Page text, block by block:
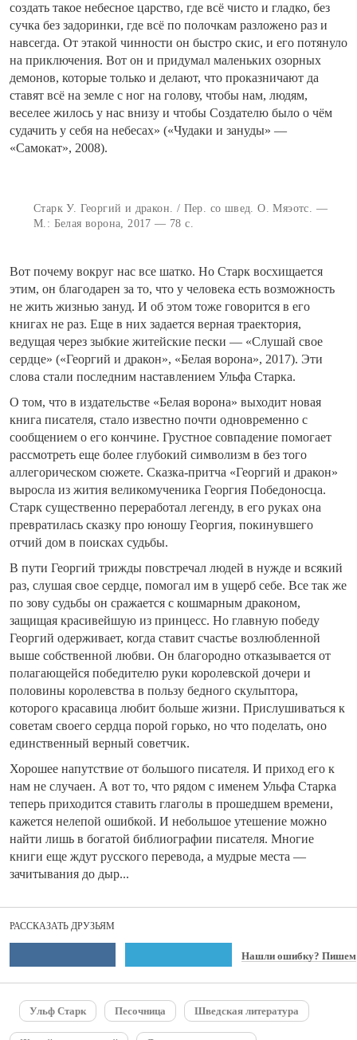
создать такое небесное царство, где всё чисто и гладко, без
сучка без задоринки, где всё по полочкам разложено раз и
навсегда. От этакой чинности он быстро скис, и его потянуло
на приключения. Вот он и придумал маленьких озорных
демонов, которые только и делают, что проказничают да
ставят всё на земле с ног на голову, чтобы нам, людям,
веселее жилось у нас внизу и чтобы Создателю было о чём
судачить у себя на небесах» («Чудаки и зануды» —
«Самокат», 2008).
Старк У. Георгий и дракон. / Пер. со швед. О. Мяэотс. —
М.: Белая ворона, 2017 — 78 с.
Вот почему вокруг нас все шатко. Но Старк восхищается
этим, он благодарен за то, что у человека есть возможность
не жить жизнью зануд. И об этом тоже говорится в его
книгах не раз. Еще в них задается верная траектория,
ведущая через зыбкие житейские пески — «Слушай свое
сердце» («Георгий и дракон», «Белая ворона», 2017). Эти
слова стали последним наставлением Ульфа Старка.
О том, что в издательстве «Белая ворона» выходит новая
книга писателя, стало известно почти одновременно с
сообщением о его кончине. Грустное совпадение помогает
рассмотреть еще более глубокий символизм в без того
аллегорическом сюжете. Сказка-притча «Георгий и дракон»
выросла из жития великомученика Георгия Победоносца.
Старк существенно переработал легенду, в его руках она
превратилась сказку про юношу Георгия, покинувшего
отчий дом в поисках судьбы.
В пути Георгий трижды повстречал людей в нужде и всякий
раз, слушая свое сердце, помогал им в ущерб себе. Все так же
по зову судьбы он сражается с кошмарным драконом,
защищая красивейшую из принцесс. Но главную победу
Георгий одерживает, когда ставит счастье возлюбленной
выше собственной любви. Он благородно отказывается от
полагающейся победителю руки королевской дочери и
половины королевства в пользу бедного скульптора,
которого красавица любит больше жизни. Прислушиваться к
советам своего сердца порой горько, но что поделать, оно
единственный верный советчик.
Хорошее напутствие от большого писателя. И приход его к
нам не случаен. А вот то, что рядом с именем Ульфа Старка
теперь приходится ставить глаголы в прошедшем времени,
кажется нелепой ошибкой. И небольшое утешение можно
найти лишь в богатой библиографии писателя. Многие
книги еще ждут русского перевода, а мудрые места —
зачитывания до дыр...
РАССКАЗАТЬ ДРУЗЬЯМ
Нашли ошибку? Пишем
Ульф Старк Песочница Шведская литература